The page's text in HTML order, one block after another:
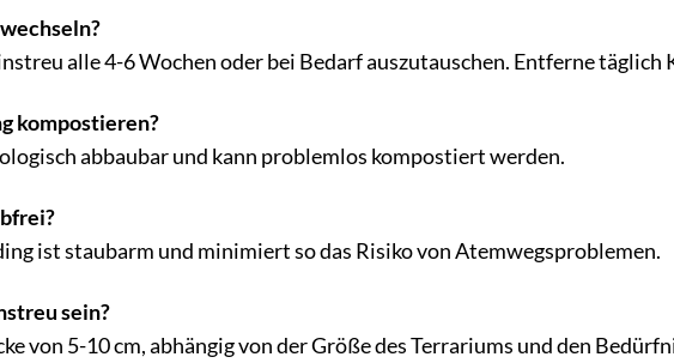
alle 4-6 Wochen oder bei Bedarf auszutauschen. Entferne täglich
kompostieren?
abbaubar und kann problemlos kompostiert werden.
ist staubarm und minimiert so das Risiko von Atemwegsproblemen.
sein?
von 5-10 cm, abhängig von der Größe des Terrariums und den